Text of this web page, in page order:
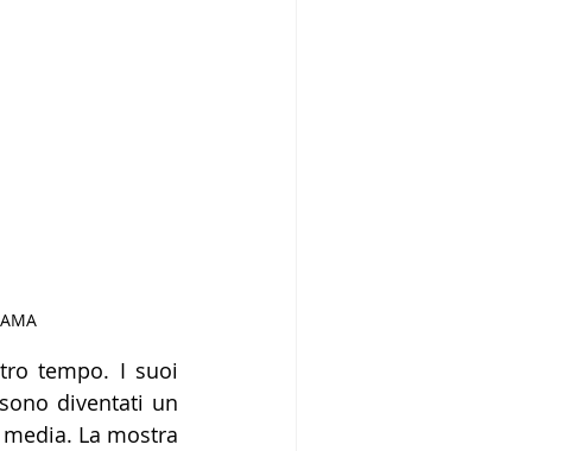
tempo. I suoi
diventati un
La mostra